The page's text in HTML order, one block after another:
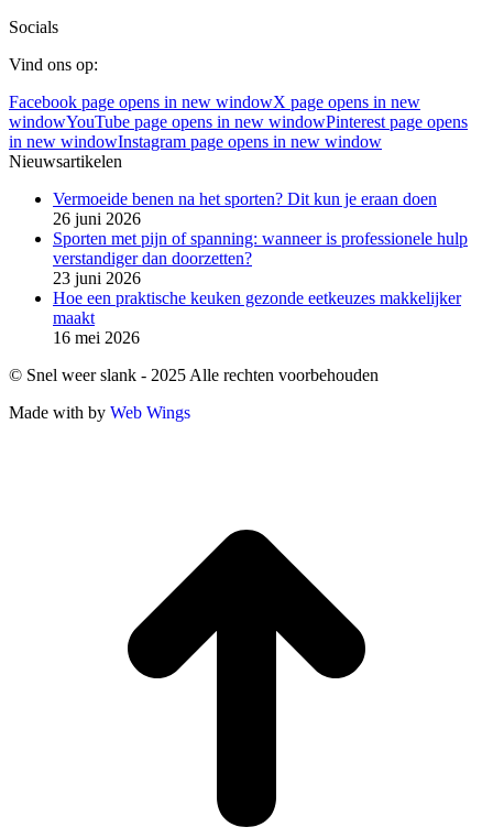
Socials
Vind ons op:
Facebook page opens in new windowX page opens in new
windowYouTube page opens in new windowPinterest page opens
in new windowInstagram page opens in new window
Nieuwsartikelen
Vermoeide benen na het sporten? Dit kun je eraan doen
26 juni 2026
Sporten met pijn of spanning: wanneer is professionele hulp
verstandiger dan doorzetten?
23 juni 2026
Hoe een praktische keuken gezonde eetkeuzes makkelijker
maakt
16 mei 2026
© Snel weer slank - 2025 Alle rechten voorbehouden
Made with by Web Wings